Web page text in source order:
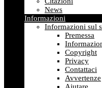
News
Informazioni
Informazioni sul
Premessa
Copyright
Privacy
Contattaci
Avvertenze